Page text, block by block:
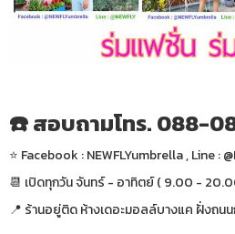
☎️ สอบถามโทร. 088-
⭐️ Facebook : NEWFLYumbrella , Line :
📆 เปิดทุกวัน จันทร์ - อาทิตย์ ( 9.00 -
📍 ร้านอยู่ติด ห้างเดอะมอลล์บางแค ฝั่งถ